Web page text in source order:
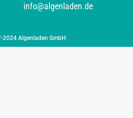
info@algenladen.de
2024 Algenladen GmbH